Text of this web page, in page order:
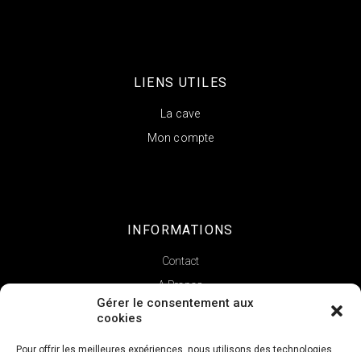
Gérer le consentement aux
cookies
Pour offrir les meilleures expériences, nous utilisons des technologies
LIENS UTILES
La cave
Mon compte
INFORMATIONS
Contact
A Propos